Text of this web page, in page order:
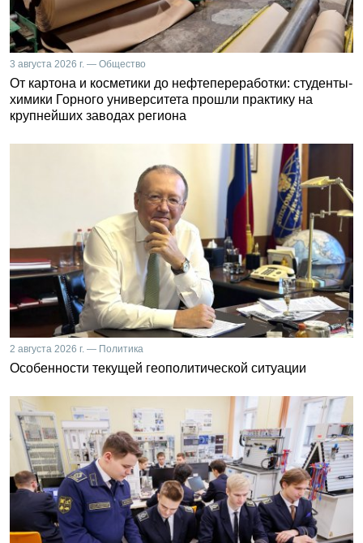
3 августа 2026 г. — Общество
От картона и косметики до нефтепереработки: студенты-
химики Горного университета прошли практику на
крупнейших заводах региона
2 августа 2026 г. — Политика
Особенности текущей геополитической ситуации